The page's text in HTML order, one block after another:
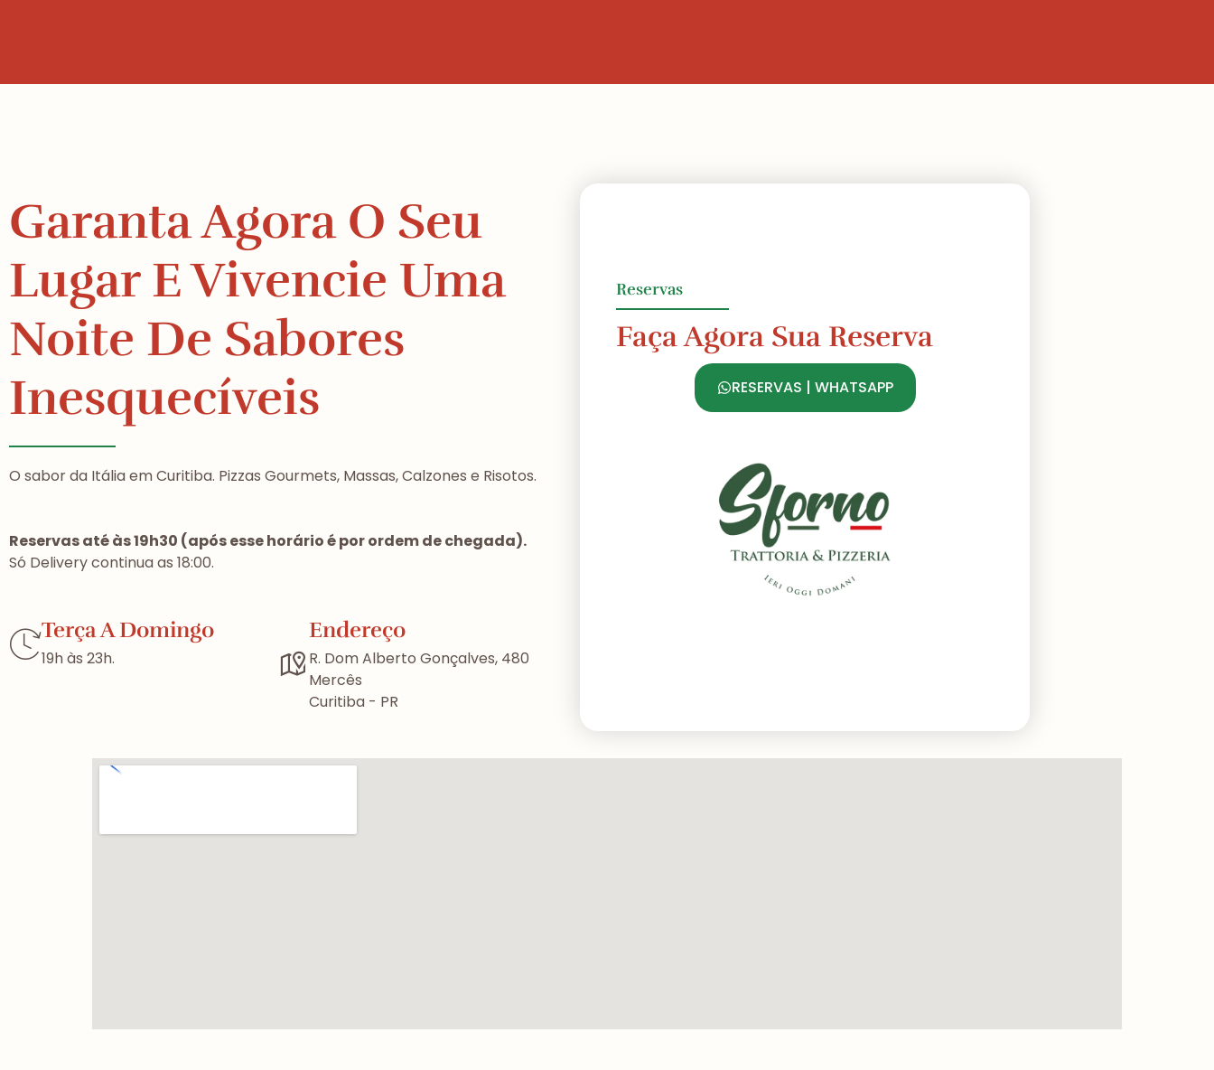
Garanta Agora O Seu
Lugar E Vivencie Uma
Noite De Sabores
Inesquecíveis
O sabor da Itália em Curitiba. Pizzas Gourmets, Massas, Calzones e Risotos.
Reservas até às 19h30 (após esse horário é por ordem de chegada).
Só Delivery continua as 18:00.
Terça A Domingo
19h às 23h.
Endereço
R. Dom Alberto Gonçalves, 480
Mercês
Curitiba - PR
Reservas
Faça Agora Sua Reserva
RESERVAS | WHATSAPP